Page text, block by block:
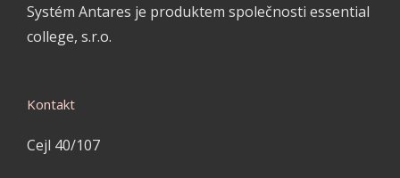
Systém Antares je produktem společnosti essential
college, s.r.o.
Kontakt
Cejl 40/107